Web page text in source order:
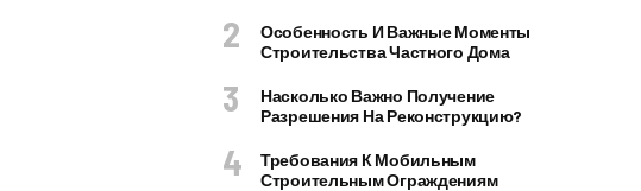
Особенность И Важные Моменты
Строительства Частного Дома
Насколько Важно Получение
Разрешения На Реконструкцию?
Требования К Мобильным
Строительным Ограждениям